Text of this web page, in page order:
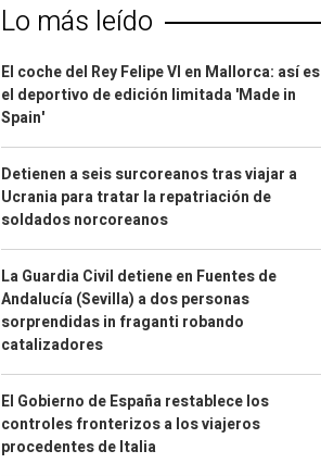
Lo más leído
El coche del Rey Felipe VI en Mallorca: así es
el deportivo de edición limitada 'Made in
Spain'
Detienen a seis surcoreanos tras viajar a
Ucrania para tratar la repatriación de
soldados norcoreanos
La Guardia Civil detiene en Fuentes de
Andalucía (Sevilla) a dos personas
sorprendidas in fraganti robando
catalizadores
El Gobierno de España restablece los
controles fronterizos a los viajeros
procedentes de Italia